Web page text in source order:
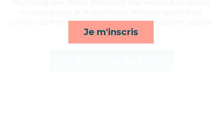
Je m'inscris
services de ménage, mobilité, lessive/repassage et rappels*